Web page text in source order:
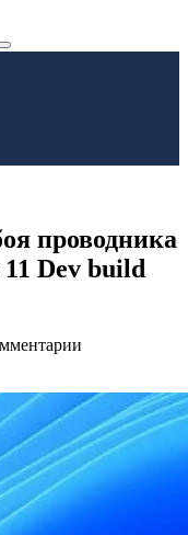
проводника
Dev build